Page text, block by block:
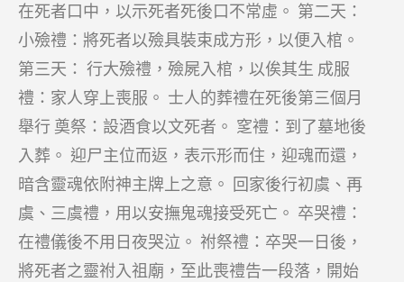
在死者口中，以示死者死後口不常虛。 第二天：
小殮禮：將死者以殮具裝束成方形，以便入棺。
第三天： 行大殮禮，殮屍入棺，以俟其生 成服
禮：家人穿上喪服。 士人的葬禮在死後第三個月
舉行 奠祭：設酒食以文死者。 窆禮：到了墓地後
入葬。 迎尸主位而返，表示形而住，迎魂而還，
暗含靈魂依附神主牌上之意。 回家後行初虞、再
虞、三虞禮，用以安撫鬼魂接受死亡。 卒哭禮：
在禮儀後不用日夜哭泣。 祔祭禮：卒哭一日後，
將死者之靈祔入祖廟，至此喪禮告一段落，開始